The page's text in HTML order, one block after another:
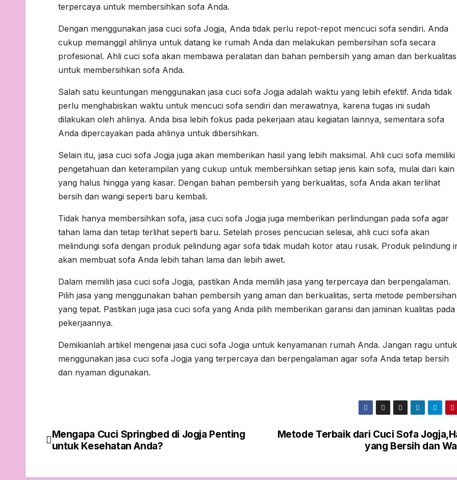
terpercaya untuk membersihkan sofa Anda.
Dengan menggunakan jasa cuci sofa Jogja, Anda tidak perlu repot-repot mencuci sofa sendiri. Anda
cukup memanggil ahlinya untuk datang ke rumah Anda dan melakukan pembersihan sofa secara
profesional. Ahli cuci sofa akan membawa peralatan dan bahan pembersih yang aman dan berkualitas
untuk membersihkan sofa Anda.
Salah satu keuntungan menggunakan jasa cuci sofa Jogja adalah waktu yang lebih efektif. Anda tidak
perlu menghabiskan waktu untuk mencuci sofa sendiri dan merawatnya, karena tugas ini sudah
dilakukan oleh ahlinya. Anda bisa lebih fokus pada pekerjaan atau kegiatan lainnya, sementara sofa
Anda dipercayakan pada ahlinya untuk dibersihkan.
Selain itu, jasa cuci sofa Jogja juga akan memberikan hasil yang lebih maksimal. Ahli cuci sofa memiliki
pengetahuan dan keterampilan yang cukup untuk membersihkan setiap jenis kain sofa, mulai dari kain
yang halus hingga yang kasar. Dengan bahan pembersih yang berkualitas, sofa Anda akan terlihat
bersih dan wangi seperti baru kembali.
Tidak hanya membersihkan sofa, jasa cuci sofa Jogja juga memberikan perlindungan pada sofa agar
tahan lama dan tetap terlihat seperti baru. Setelah proses pencucian selesai, ahli cuci sofa akan
melindungi sofa dengan produk pelindung agar sofa tidak mudah kotor atau rusak. Produk pelindung
akan membuat sofa Anda lebih tahan lama dan lebih awet.
Dalam memilih jasa cuci sofa Jogja, pastikan Anda memilih jasa yang terpercaya dan berpengalaman.
Pilih jasa yang menggunakan bahan pembersih yang aman dan berkualitas, serta metode pembersihan
yang tepat. Pastikan juga jasa cuci sofa yang Anda pilih memberikan garansi dan jaminan kualitas pada
pekerjaannya.
Demikianlah artikel mengenai jasa cuci sofa Jogja untuk kenyamanan rumah Anda. Jangan ragu untuk
menggunakan jasa cuci sofa Jogja yang terpercaya dan berpengalaman agar sofa Anda tetap bersih
dan nyaman digunakan.
Post
Metode Terbaik dari Cuci Sofa
yang Bersih dan
Mengapa Cuci Springbed di Jogja Penting
untuk Kesehatan Anda?